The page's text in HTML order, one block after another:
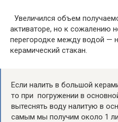
Увеличился объем
активаторе, но к сожалению
перегородке между водой —
керамический стакан.
Если налить в большой
то при погружении в
вытеснять воду налитую в
самым мы получим около 1